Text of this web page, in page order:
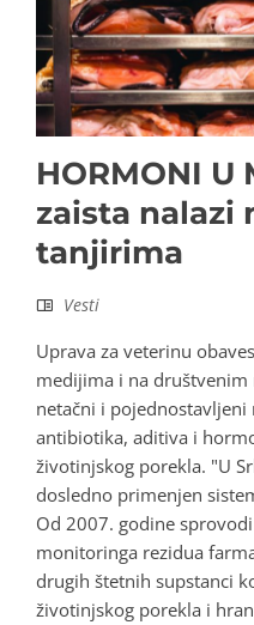
HORMONI U
zaista nalazi
tanjirima
Vesti
Uprava za veterinu
medijima i na društvenim
netačni i
antibiotika, aditiva i
životinjskog porekla. "U
dosledno primenjen
Od 2007. godine
monitoringa rezidua
drugih štetnih supstanci
životinjskog porekla i